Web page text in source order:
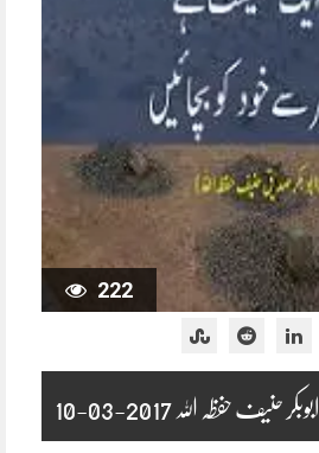
222
حفظہ اللہ 2017-03-10